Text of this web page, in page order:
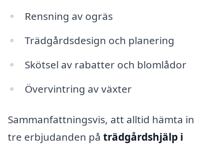
Rensning av ogräs
Trädgårdsdesign och planering
Skötsel av rabatter och blomlådor
Övervintring av växter
Sammanfattningsvis, att alltid hämta in
tre erbjudanden på trädgårdshjälp i